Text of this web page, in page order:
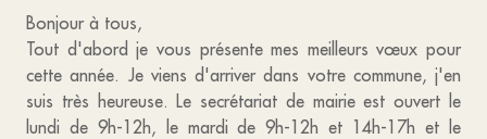
Bonjour à tous,
Tout d'abord je vous présente mes meilleurs vœux pour
cette année. Je viens d'arriver dans votre commune, j'en
suis très heureuse. Le secrétariat de mairie est ouvert le
lundi de 9h-12h, le mardi de 9h-12h et 14h-17h et le